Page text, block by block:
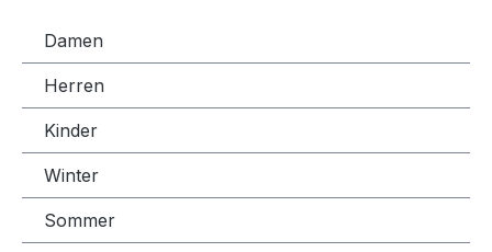
Damen
Herren
Kinder
Winter
Sommer